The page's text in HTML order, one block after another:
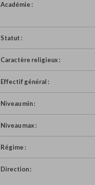
Académie :
Statut :
Caractère religieux :
Effectif général :
Niveau min :
Niveau max :
Régime :
Direction :